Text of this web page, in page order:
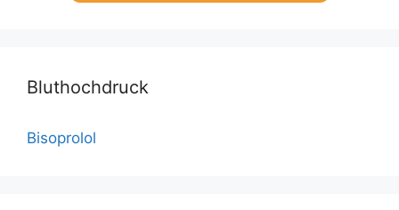
Bluthochdruck
Bisoprolol